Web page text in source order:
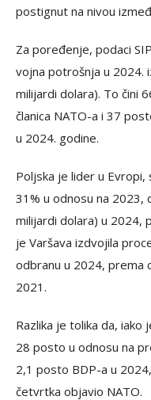
postignut na nivou
Za poređenje, podaci
vojna potrošnja u 2024.
milijardi dolara). To čini
članica NATO-a i 37
u 2024. godine.
Poljska je lider u
31% u odnosu na 2023,
milijardi dolara) u 2024,
je Varšava izdvojila
odbranu u 2024, prema
2021.
Razlika je tolika da, iako
28 posto u odnosu na
2,1 posto BDP-a u
četvrtka objavio NATO.